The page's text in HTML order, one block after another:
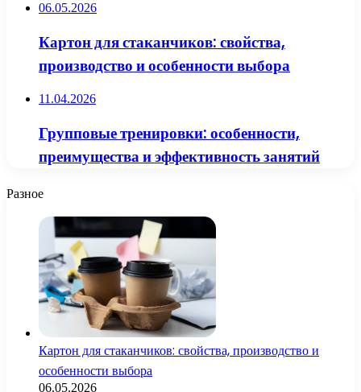
06.05.2026
Картон для стаканчиков: свойства,
производство и особенности выбора
11.04.2026
Групповые тренировки: особенности,
преимущества и эффективность занятий
Разное
Картон для стаканчиков: свойства, производство и
особенности выбора
06.05.2026